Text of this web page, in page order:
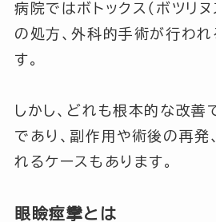
病院ではボトックス（ボツリ
の処方、外科的手術が行われ
す。
しかし、どれも根本的な改
であり、副作用や術後の再発
れるケースもあります。
眼瞼痙攣とは